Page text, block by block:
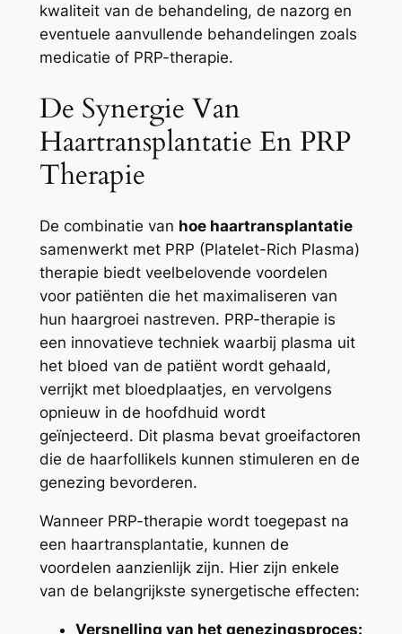
kwaliteit van de behandeling, de nazorg en
eventuele aanvullende behandelingen zoals
medicatie of PRP-therapie.
De Synergie Van
Haartransplantatie En PRP
Therapie
De combinatie van hoe haartransplantatie
samenwerkt met PRP (Platelet-Rich Plasma)
therapie biedt veelbelovende voordelen
voor patiënten die het maximaliseren van
hun haargroei nastreven. PRP-therapie is
een innovatieve techniek waarbij plasma uit
het bloed van de patiënt wordt gehaald,
verrijkt met bloedplaatjes, en vervolgens
opnieuw in de hoofdhuid wordt
geïnjecteerd. Dit plasma bevat groeifactoren
die de haarfollikels kunnen stimuleren en de
genezing bevorderen.
Wanneer PRP-therapie wordt toegepast na
een haartransplantatie, kunnen de
voordelen aanzienlijk zijn. Hier zijn enkele
van de belangrijkste synergetische effecten:
Versnelling van het genezingsproces: